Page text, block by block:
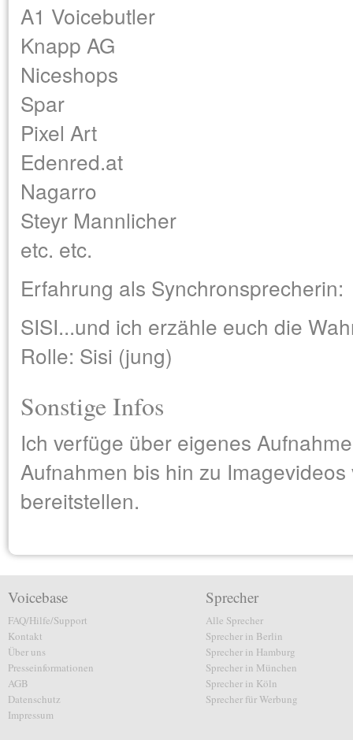
A1 Voicebutler
Knapp AG
Niceshops
Spar
Pixel Art
Edenred.at
Nagarro
Steyr Mannlicher
etc. etc.
Erfahrung als Synchronsprecherin:
SISI...und ich erzähle euch die
Rolle: Sisi (jung)
Sonstige Infos
Ich verfüge über eigenes
Aufnahmen bis hin zu
bereitstellen.
Voicebase
FAQ/Hilfe/Support
Kontakt
Über uns
Presseinformationen
AGB
Datenschutz
Impressum
Sprecher
Alle Sprecher
Sprecher in Berlin
Sprecher in Hamburg
Sprecher in München
Sprecher in Köln
Sprecher für Werbung